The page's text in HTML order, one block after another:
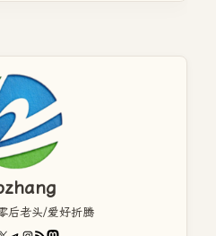
后老头/爱好折腾